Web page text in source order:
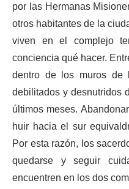
por las Hermanas
otros habitantes de la
viven en el complejo
conciencia qué hacer.
dentro de los muros de
debilitados y desnutridos
últimos meses. Abandonar
huir hacia el sur
Por esta razón, los
quedarse y seguir
encuentren en los dos